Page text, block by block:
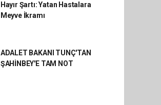
Hayır Şartı: Yatan Hastalara
Meyve İkramı
ADALET BAKANI TUNÇ'TAN
ŞAHİNBEY'E TAM NOT